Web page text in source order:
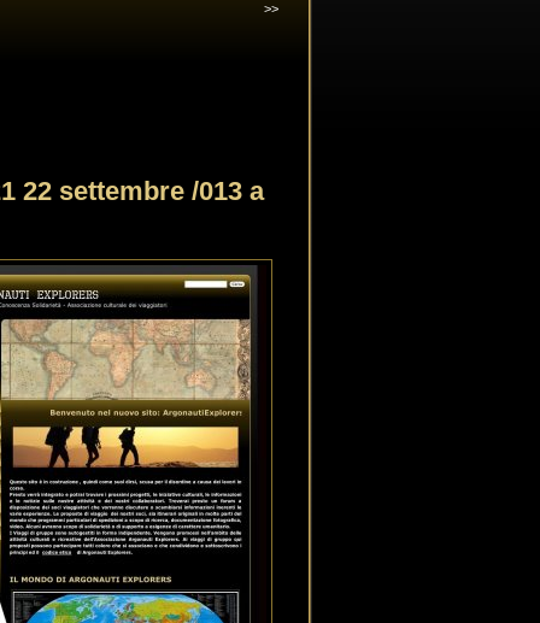
>>
22 settembre /013 a